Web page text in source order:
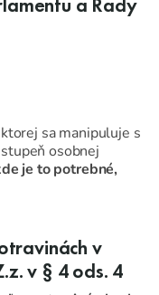
a Rady
sa manipuluje s
osobnej
je to potrebné,
v
v § 4 ods. 4